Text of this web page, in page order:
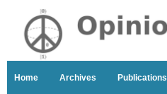
Home Archives Publications